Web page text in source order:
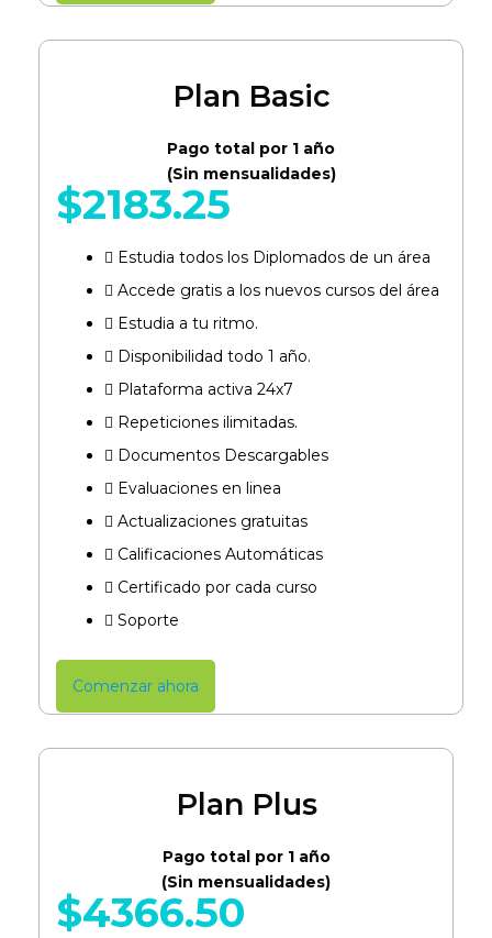
Plan Basic
Pago total por 1 año
(Sin mensualidades)
$2183.25
Estudia todos los Diplomados de un área​
Accede gratis a los nuevos cursos del área​
Estudia a tu ritmo.
Disponibilidad todo 1 año.
Plataforma activa 24x7
Repeticiones ilimitadas.
Documentos Descargables
Evaluaciones en linea
Actualizaciones gratuitas
Calificaciones Automáticas
Certificado por cada curso​
Soporte
Comenzar ahora
Plan Plus
Pago total por 1 año
(Sin mensualidades)
$4366.50